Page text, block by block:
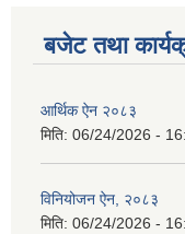
बजेट तथा
आर्थिक ऐन २०८३
मिति: 06/24/2026 -
विनियोजन ऐन, २०८३
मिति: 06/24/2026 -